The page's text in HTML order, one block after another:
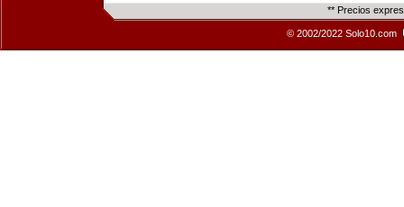
** Precios
© 2002/2022 Solo10.com